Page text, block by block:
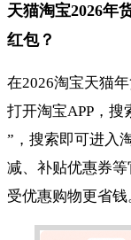
天猫淘宝2026年
红包？
在2026淘宝天猫
打开淘宝APP，搜
”，搜索即可进入
减、补贴优惠券
受优惠购物更省钱